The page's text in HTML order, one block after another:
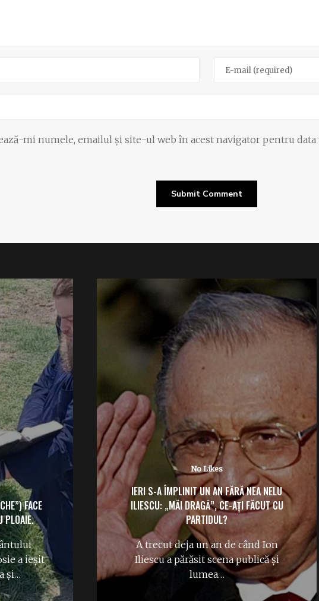
mi numele, emailul și site-ul web în acest navigator pentru data
NELU
CU
Ion
și
2 Likes
ELENA UDREA, ATAC SUB CENTURĂ LA RADU
MIRUȚĂ: „PENTRU UNII, 2 CM CONTEAZĂ…”
Elena Udrea îl ironizează pe
ministrul interimar al Apărării, Radu
Dinel Miruță, după anunțul potrivit…